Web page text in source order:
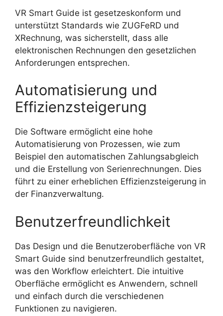
VR Smart Guide ist gesetzeskonform und
unterstützt Standards wie ZUGFeRD und
XRechnung, was sicherstellt, dass alle
elektronischen Rechnungen den gesetzlichen
Anforderungen entsprechen.
Automatisierung und
Effizienzsteigerung
Die Software ermöglicht eine hohe
Automatisierung von Prozessen, wie zum
Beispiel den automatischen Zahlungsabgleich
und die Erstellung von Serienrechnungen. Dies
führt zu einer erheblichen Effizienzsteigerung in
der Finanzverwaltung.
Benutzerfreundlichkeit
Das Design und die Benutzeroberfläche von VR
Smart Guide sind benutzerfreundlich gestaltet,
was den Workflow erleichtert. Die intuitive
Oberfläche ermöglicht es Anwendern, schnell
und einfach durch die verschiedenen
Funktionen zu navigieren.